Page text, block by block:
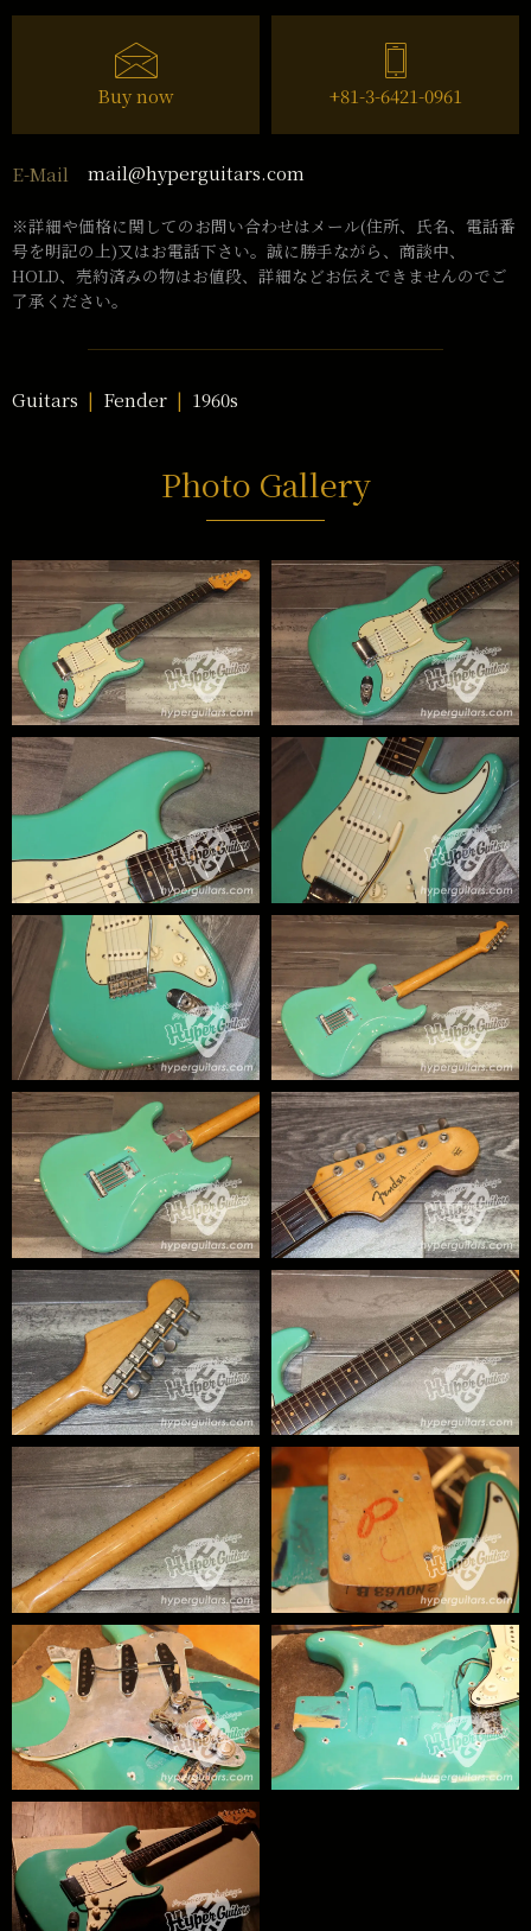
Buy now +81-3-6421-0961
E-Mail mail@hyperguitars.com
※詳細や価格に関してのお問い合わせはメール(住所、氏名、電話番
号を明記の上)又はお電話下さい。誠に勝手ながら、商談中、
HOLD、売約済みの物はお値段、詳細などお伝えできませんのでご
了承ください。
Guitars Fender 1960s
Photo Gallery